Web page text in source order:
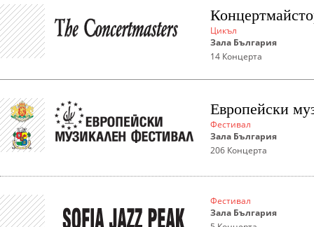
Цикъл
Зала България
14 Концерта
Европейски
Фестивал
Зала България
206 Концерта
Фестивал
Зала България